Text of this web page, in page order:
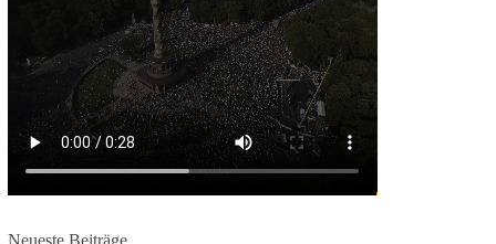
https://x.com/DieBasisLSA
https://www.youtube.com/dieBasisSachsenAnhalt
🟩🟩🟦🟦🟥🟥🟧🟧
Like, teile und kommentiere unsere Beiträge,
damit noch mehr Menschen mitbekommen, wofür
wir stehen und warum es sich lohnt, dieBasis zu
Neueste Beiträge